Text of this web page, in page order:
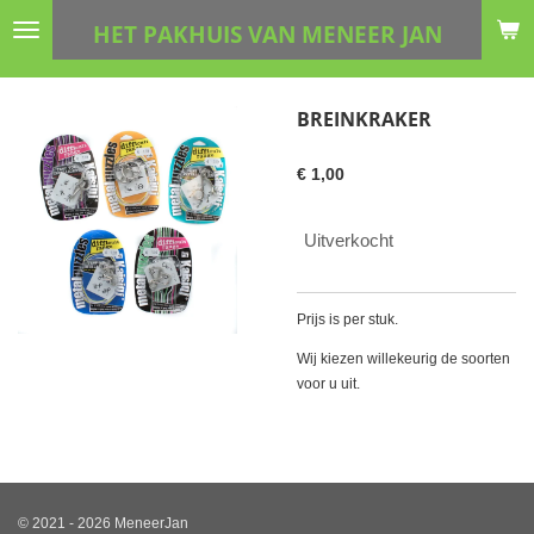
Ga
HET PAKHUIS VAN MENEER JAN
BREINKRAKER
€ 1,00
Uitverkocht
Prijs is per stuk.
Wij kiezen willekeurig de soorten
voor u uit.
© 2021 - 2026 MeneerJan